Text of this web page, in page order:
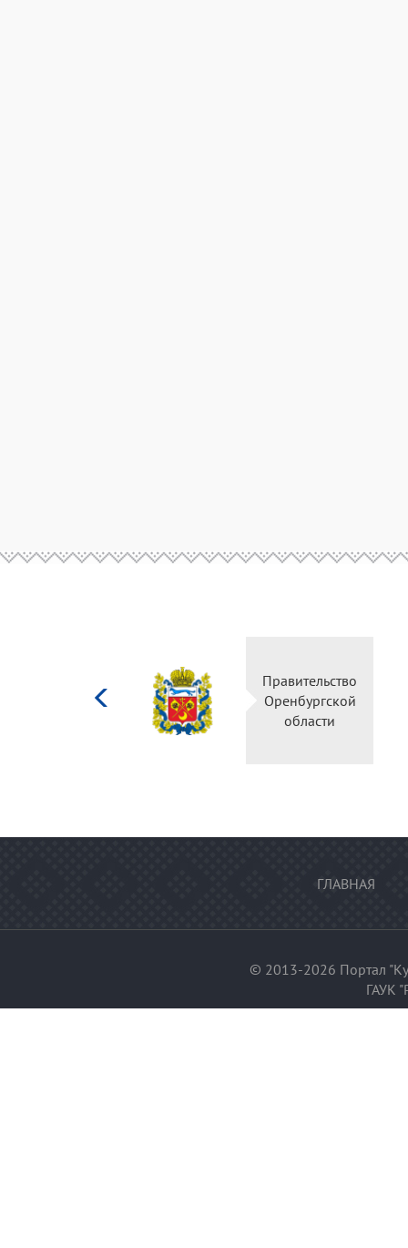
Министерство
культуры
Российской
федерации
ГЛАВНАЯ
© 2013-2026 Портал
ГАУК